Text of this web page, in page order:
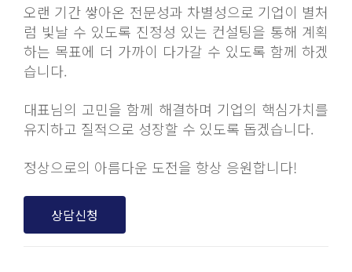
오랜 기간 쌓아온 전문성과 차별성으로 기업이 별처
럼 빛날 수 있도록 진정성 있는 컨설팅을 통해 계획
하는 목표에 더 가까이 다가갈 수 있도록 함께 하겠
습니다.
대표님의 고민을 함께 해결하며 기업의 핵심가치를
유지하고 질적으로 성장할 수 있도록 돕겠습니다.
정상으로의 아름다운 도전을 항상 응원합니다!
상담신청